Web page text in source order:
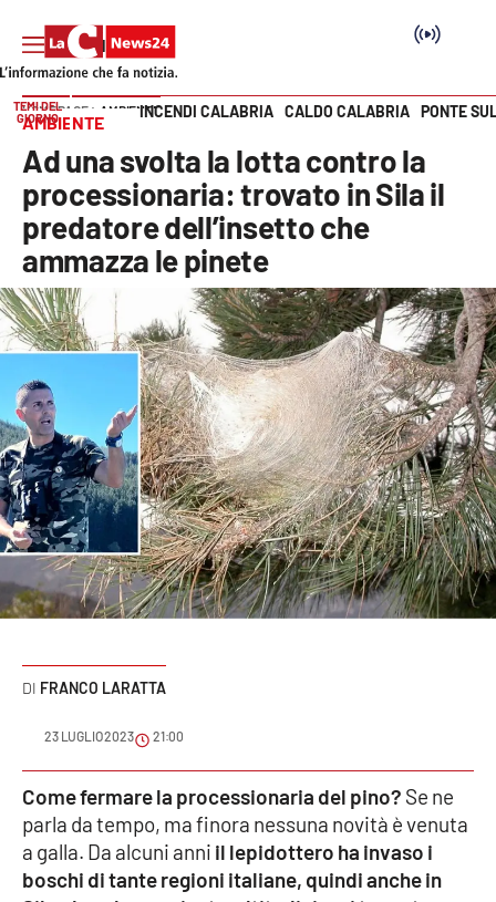
Cronaca
Politica
Attualità
Economia e lavoro
Italia Mondo
Sanità
Sport
Cultura
Podcast
Meteo
Editoriali
VIDEO
Vai
TEMI DEL
GIORNO
INCENDI CALABRIA CALDO CALABRIA PONTE
HOME PAGE AMBIENTE
AMBIENTE
Ad una svolta la lotta contro la
processionaria: trovato in Sila il
predatore dell’insetto che
ammazza le pinete
FRANCO LARATTA
23 LUGLIO 2023 21:00
Come fermare la processionaria del pino? Se ne
parla da tempo, ma finora nessuna novità è venuta
a galla. Da alcuni anni il lepidottero ha invaso i
boschi di tante regioni italiane, quindi anche in